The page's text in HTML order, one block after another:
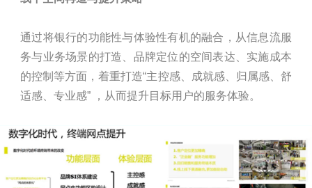
通过将银行的功能性与体验性有机的融合，从信息流服
务与业务场景的打造、品牌定位的空间表达、实施成本
的控制等方面，着重打造“主控感、成就感、归属感、舒
适感、专业感” ，从而提升目标用户的服务体验。